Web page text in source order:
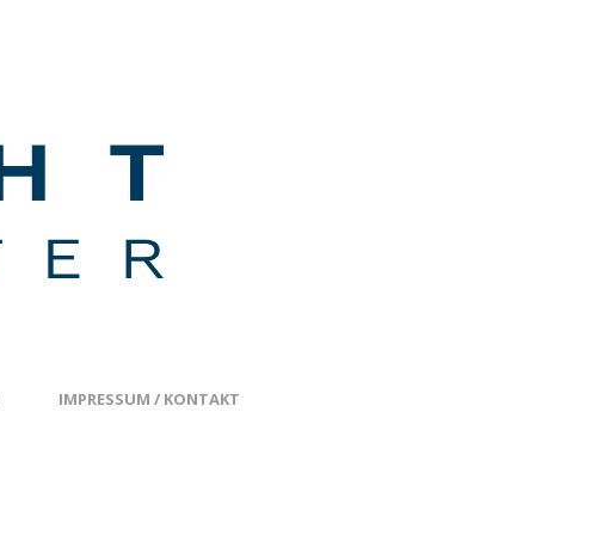
IMPRESSUM / KONTAKT